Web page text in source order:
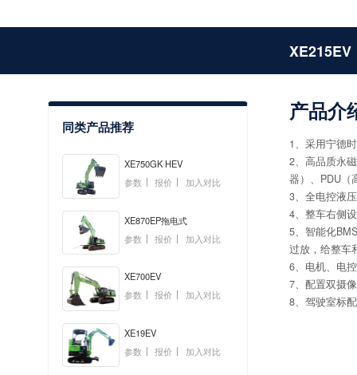
XE215EV
同类产品推荐
XE750GK HEV
参数
报价 加入对比
XE870EP拖电式
参数
报价 加入对比
XE700EV
参数
报价 加入对比
XE19EV
参数
报价 加入对比
产品介
1、采用宁德
2、高品质永
器）、PDU（
3、全电控液
4、整车右侧
5、智能化
过放，给整车
6、电机、电
7、配置双摄
8、驾驶室标